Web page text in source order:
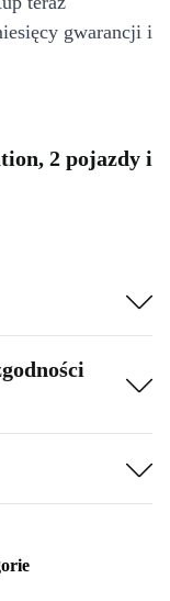
gwarancji i
2 pojazdy i